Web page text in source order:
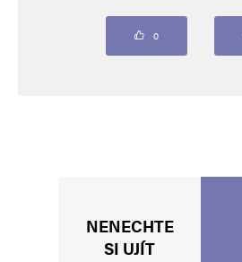
0
NENECHTE
SI UJÍT